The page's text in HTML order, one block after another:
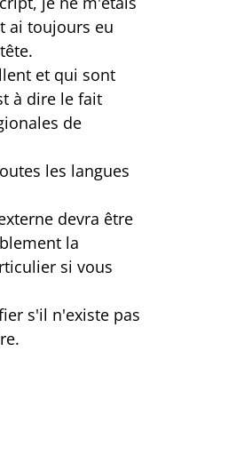
ai toujours eu
et qui sont
à dire le fait
de
les langues
devra être
la
si vous
s'il n'existe pas